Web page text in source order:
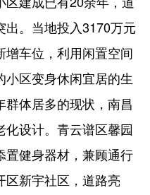
出。当地投入3170万元
车位，利用闲置空间
区变身休闲宜居的生
体居多的现状，南昌
设计。青云谱区馨园
置健身器材，兼顾通行
区新宇社区，道路亮